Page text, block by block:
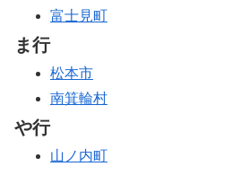
富士見町
ま行
松本市
南箕輪村
や行
山ノ内町